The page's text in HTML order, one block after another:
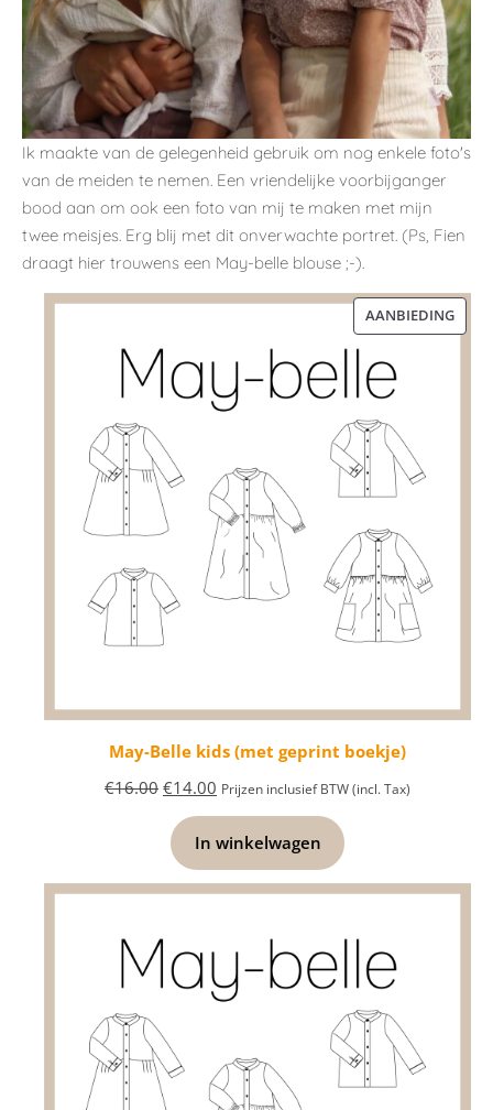
Ik maakte van de gelegenheid gebruik om nog enkele foto's
van de meiden te nemen. Een vriendelijke voorbijganger
bood aan om ook een foto van mij te maken met mijn
twee meisjes. Erg blij met dit onverwachte portret. (Ps, Fien
draagt hier trouwens een May-belle blouse ;-).
AANBIEDING
May-Belle kids (met geprint boekje)
€16.00 €14.00 Prijzen inclusief BTW (incl. Tax)
In winkelwagen